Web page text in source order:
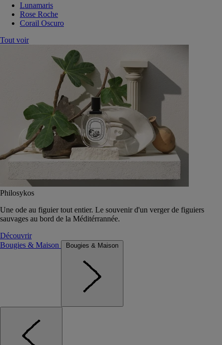
Lunamaris
Rose Roche
Corail Oscuro
Tout voir
Philosykos
Une ode au figuier tout entier. Le souvenir d'un verger de figuiers
sauvages au bord de la Méditérrannée.
Découvrir
Bougies & Maison
Bougies & Maison